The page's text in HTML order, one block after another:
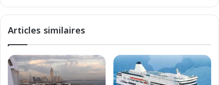
u
u
s
a
W
u
v
e
l
Articles similaires